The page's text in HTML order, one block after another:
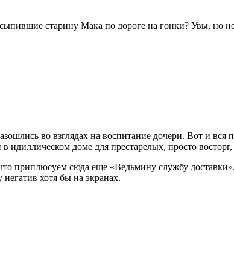
старину Мака по дороге на гонки? Увы, но
во взглядах на воспитание дочери. Вот и вся
доме для престарелых, просто восторг,
приплюсуем сюда еще «Ведьмину службу
хотя бы на экранах.